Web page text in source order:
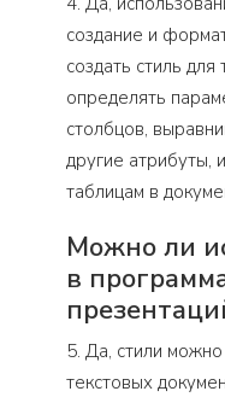
создание и
создать стиль
определять
столбцов,
другие атрибуты,
таблицам в
Можно ли
в
5. Да, стили
текстовых